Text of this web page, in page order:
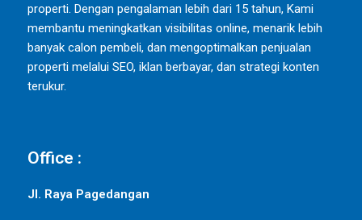
properti. Dengan pengalaman lebih dari 15 tahun, Kami
membantu meningkatkan visibilitas online, menarik lebih
banyak calon pembeli, dan mengoptimalkan penjualan
properti melalui SEO, iklan berbayar, dan strategi konten
terukur.
Office :
Jl. Raya Pagedangan